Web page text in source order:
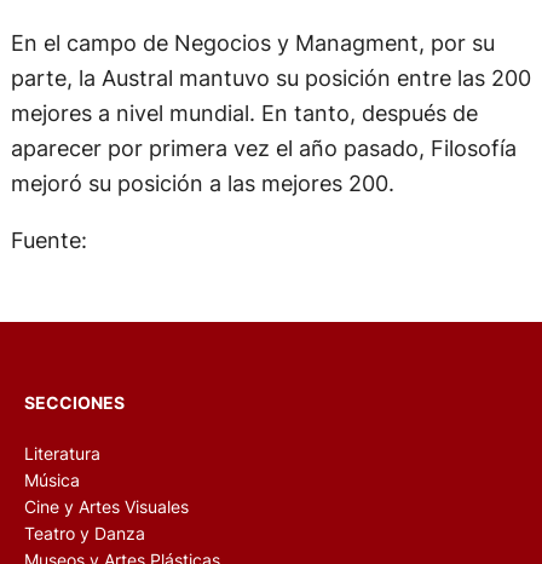
En el campo de Negocios y Managment, por su
parte, la Austral mantuvo su posición entre las 200
mejores a nivel mundial. En tanto, después de
aparecer por primera vez el año pasado, Filosofía
mejoró su posición a las mejores 200.
Fuente:
SECCIONES
Literatura
Música
Cine y Artes Visuales
Teatro y Danza